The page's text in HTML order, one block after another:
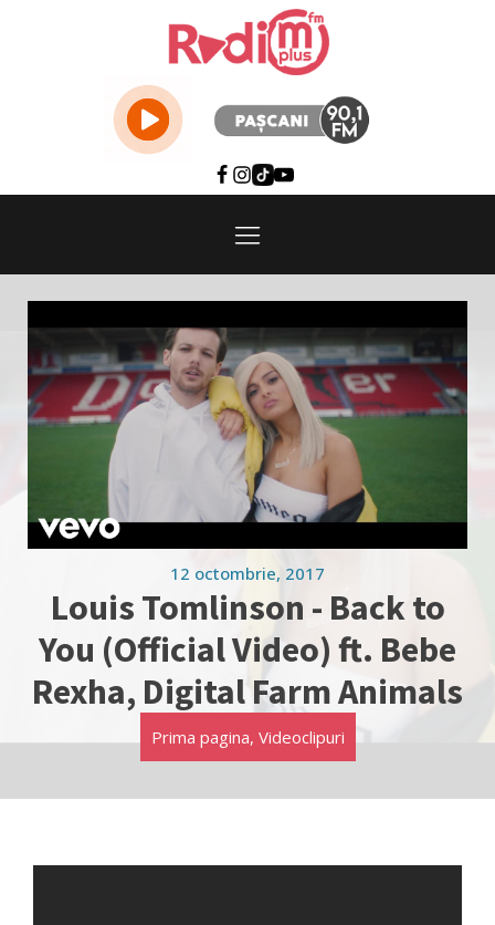
12 octombrie, 2017
Louis Tomlinson - Back to
You (Official Video) ft. Bebe
Rexha, Digital Farm Animals
Prima pagina, Videoclipuri